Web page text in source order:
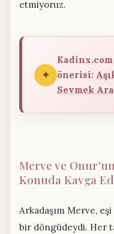
etmiyoruz.
✦
önerisi:
Sevmek
Merve ve
Konuda Kavga
Arkadaşım Merve,
bir döngüdeydi. Her